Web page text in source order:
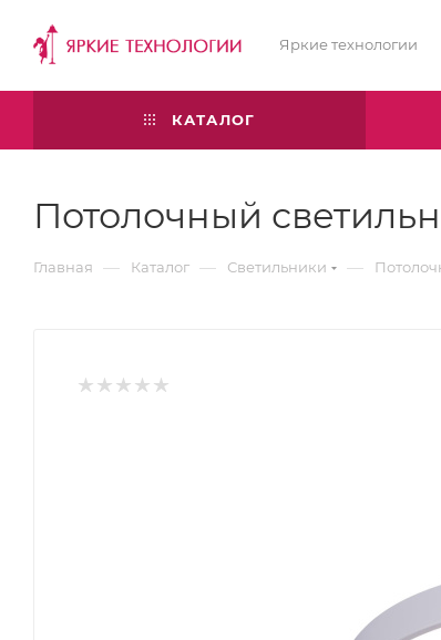
Яркие технологии
КАТАЛОГ
Потолочный
Главная — Каталог — Светильники —